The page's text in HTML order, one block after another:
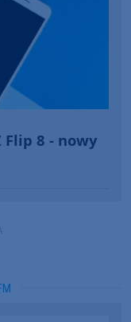
Flip 8 - nowy